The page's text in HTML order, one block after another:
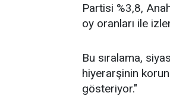
Partisi %3,8,
oy oranları ile
Bu sıralama,
hiyerarşinin
gösteriyor."